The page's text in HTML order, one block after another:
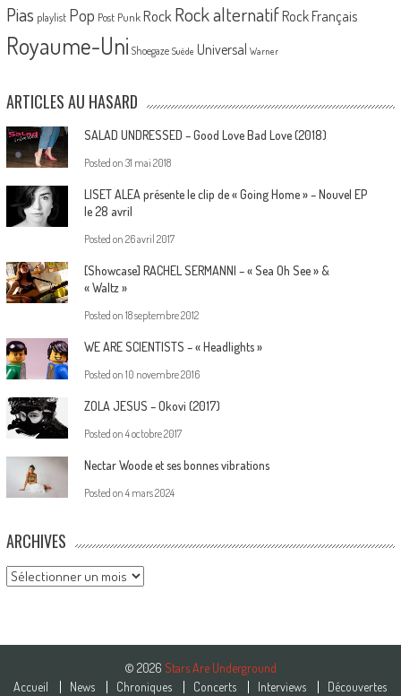
Pias playlist Pop Post Punk Rock Rock alternatif Rock Français
Royaume-Uni Shoegaze Suède Universal Warner
ARTICLES AU HASARD
SALAD UNDRESSED – Good Love Bad Love (2018)
Posted on 31 mai 2018
LISET ALEA présente le clip de « Going Home » – Nouvel EP
le 28 avril
Posted on 26 avril 2017
[Showcase] RACHEL SERMANNI – « Sea Oh See » &
« Waltz »
Posted on 18 septembre 2012
WE ARE SCIENTISTS – « Headlights »
Posted on 10 novembre 2016
ZOLA JESUS – Okovi (2017)
Posted on 4 octobre 2017
Nectar Woode et ses bonnes vibrations
Posted on 4 mars 2024
ARCHIVES
Archives
© 2026 Stars Are Underground
Accueil
News Chroniques Concerts Interviews Découvertes